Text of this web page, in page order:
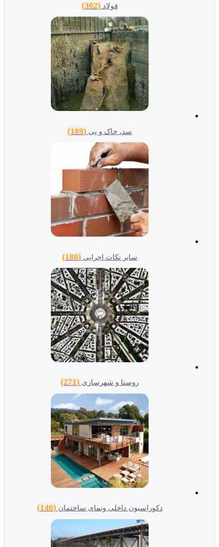
فولاد (302)
سد، خاک و پی (189)
سایر نکات اجرایی (180)
روستا و شهرسازی (271)
دکوراسیون داخلی ونمای ساختمان (140)